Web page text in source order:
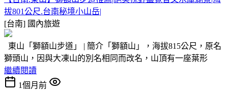
拔801公尺.台南秘境小山岳|
[台南] 國內旅遊
東山「獅額山步道」 | 簡介「獅額山」，海拔815公尺，原名
獅頭山，因與大凍山的別名相同而改名，山頂有一座葉形
繼續閱讀
1個月前